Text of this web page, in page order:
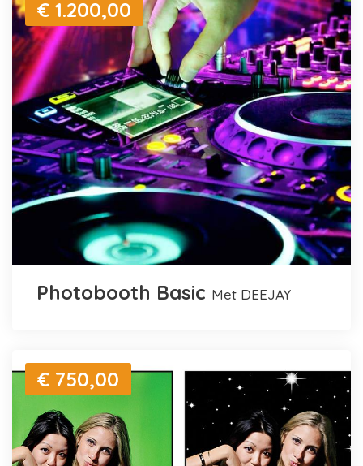
€ 1.200,00
Photobooth Basic met DEEJAY
€ 750,00